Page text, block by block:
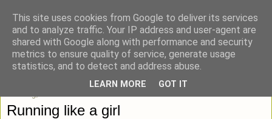
blick-punkt[e..]
Momentaufnahmen von unterwegs & daheim.
Running like a girl
This site uses cookies from Google to deliver its services
and to analyze traffic. Your IP address and user-agent are
shared with Google along with performance and security
metrics to ensure quality of service, generate usage
statistics, and to detect and address abuse.
LEARN MORE GOT IT